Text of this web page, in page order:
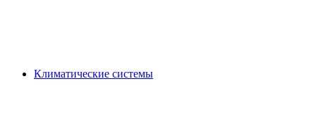
Климатические системы